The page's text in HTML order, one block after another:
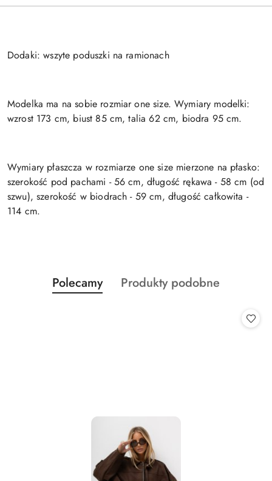
Dodaki: wszyte poduszki na ramionach
Modelka ma na sobie rozmiar one size. Wymiary modelki:
wzrost 173 cm, biust 85 cm, talia 62 cm, biodra 95 cm.
Wymiary płaszcza w rozmiarze one size mierzone na płasko:
szerokość pod pachami - 56 cm, długość rękawa - 58 cm (od
szwu), szerokość w biodrach - 59 cm, długość całkowita -
114 cm.
Pomiń karuzelę produktów
Produkty
o
Polecamy
Produkty
Produkty podobne